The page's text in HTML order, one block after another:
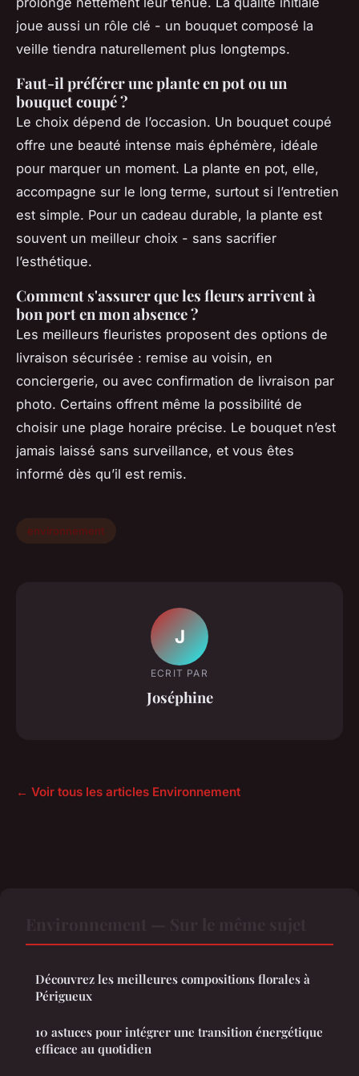
joue aussi un rôle clé - un bouquet composé la
veille tiendra naturellement plus longtemps.
Faut-il préférer une plante en pot ou un
bouquet coupé ?
Le choix dépend de l’occasion. Un bouquet coupé
offre une beauté intense mais éphémère, idéale
pour marquer un moment. La plante en pot, elle,
accompagne sur le long terme, surtout si l’entretien
est simple. Pour un cadeau durable, la plante est
souvent un meilleur choix - sans sacrifier
l’esthétique.
Comment s'assurer que les fleurs arrivent à
bon port en mon absence ?
Les meilleurs fleuristes proposent des options de
livraison sécurisée : remise au voisin, en
conciergerie, ou avec confirmation de livraison par
photo. Certains offrent même la possibilité de
choisir une plage horaire précise. Le bouquet n’est
jamais laissé sans surveillance, et vous êtes
informé dès qu’il est remis.
environnement
J
ECRIT PAR
Joséphine
← Voir tous les articles Environnement
Découvrez les meilleures compositions florales à
Périgueux
10 astuces pour intégrer une transition énergétique
efficace au quotidien